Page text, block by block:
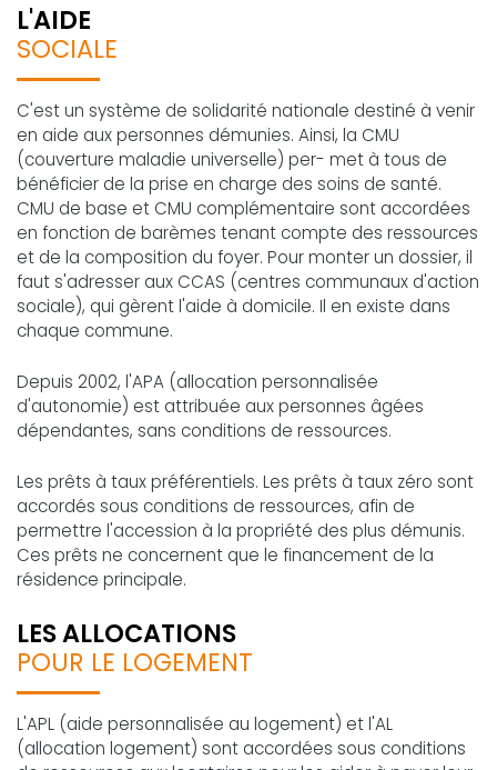
L'AIDE
SOCIALE
C'est un système de solidarité nationale destiné à venir
en aide aux personnes démunies. Ainsi, la CMU
(couverture maladie universelle) per- met à tous de
bénéficier de la prise en charge des soins de santé.
CMU de base et CMU complémentaire sont accordées
en fonction de barèmes tenant compte des ressources
et de la composition du foyer. Pour monter un dossier, il
faut s'adresser aux CCAS (centres communaux d'action
sociale), qui gèrent l'aide à domicile. Il en existe dans
chaque commune.
Depuis 2002, l'APA (allocation personnalisée
d'autonomie) est attribuée aux personnes âgées
dépendantes, sans conditions de ressources.
Les prêts à taux préférentiels. Les prêts à taux zéro sont
accordés sous conditions de ressources, afin de
permettre l'accession à la propriété des plus démunis.
Ces prêts ne concernent que le financement de la
résidence principale.
LES ALLOCATIONS
POUR LE LOGEMENT
L'APL (aide personnalisée au logement) et l'AL
(allocation logement) sont accordées sous conditions